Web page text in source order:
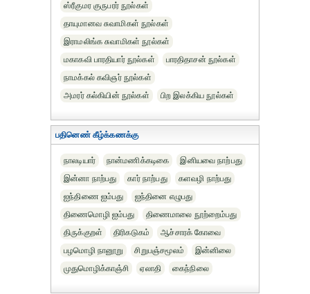
ஸ்ரீகுமர குருபரர் நூல்கள்
தாயுமானவ சுவாமிகள் நூல்கள்
இராமலிங்க சுவாமிகள் நூல்கள்
மகாகவி பாரதியார் நூல்கள்
பாரதிதாசன் நூல்கள்
நாமக்கல் கவிஞர் நூல்கள்
அமரர் கல்கியின் நூல்கள்
பிற இலக்கிய நூல்கள்
பதினெண் கீழ்க்கணக்கு
நாலடியார் நான்மணிக்கடிகை
இனியவை நாற்பது
இன்னா நாற்பது
கார் நாற்பது
களவழி நாற்பது
ஐந்திணை ஐம்பது
ஐந்தினை எழுபது
திணைமொழி ஐம்பது
திணைமாலை நூற்றைம்பது
திருக்குறள்
திரிகடுகம்
ஆச்சாரக் கோவை
பழமொழி நானூறு
சிறுபஞ்சமூலம்
இன்னிலை
முதுமொழிக்காஞ்சி
ஏலாதி கைந்நிலை